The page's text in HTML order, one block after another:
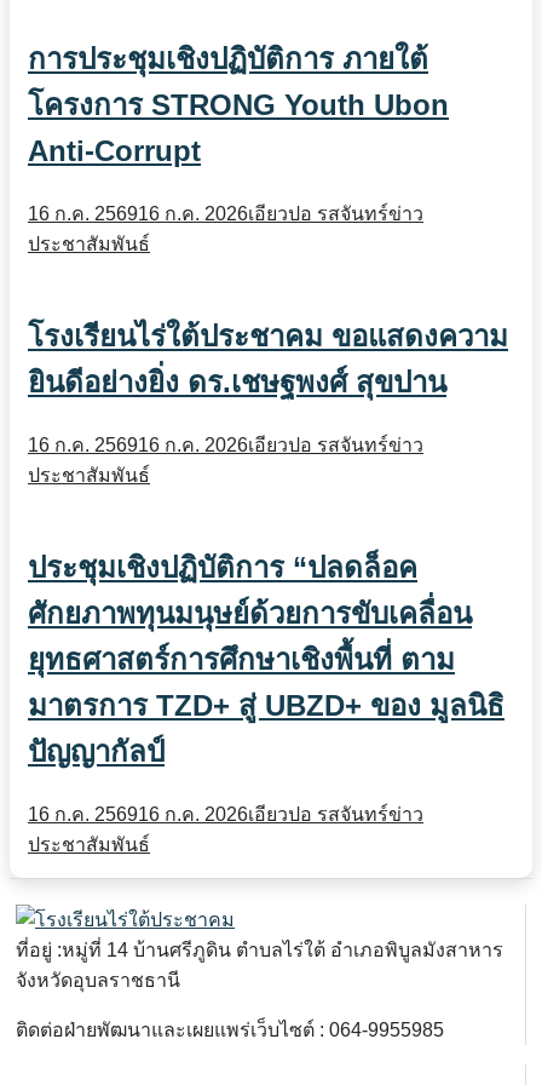
การประชุมเชิงปฏิบัติการ ภายใต้
โครงการ STRONG Youth Ubon
Anti-Corrupt
16 ก.ค. 256916 ก.ค. 2026เอียวปอ รสจันทร์ข่าว
ประชาสัมพันธ์
โรงเรียนไร่ใต้ประชาคม ขอแสดงความ
ยินดีอย่างยิ่ง ดร.เชษฐพงศ์ สุขปาน
16 ก.ค. 256916 ก.ค. 2026เอียวปอ รสจันทร์ข่าว
ประชาสัมพันธ์
ประชุมเชิงปฏิบัติการ “ปลดล็อค
ศักยภาพทุนมนุษย์ด้วยการขับเคลื่อน
ยุทธศาสตร์การศึกษาเชิงพื้นที่ ตาม
มาตรการ TZD+ สู่ UBZD+ ของ มูลนิธิ
ปัญญากัลป์
16 ก.ค. 256916 ก.ค. 2026เอียวปอ รสจันทร์ข่าว
ประชาสัมพันธ์
ที่อยู่ :หมู่ที่ 14 บ้านศรีภูดิน ตำบลไร่ใต้ อำเภอพิบูลมังสาหาร
จังหวัดอุบลราชธานี
ติดต่อฝ่ายพัฒนาและเผยแพร่เว็บไซต์ : 064-9955985